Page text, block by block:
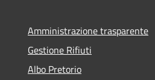
Amministrazione trasparente
Gestione Rifiuti
Albo Pretorio